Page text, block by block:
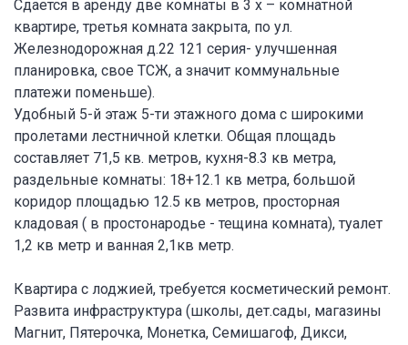
Сдается в аренду две комнаты в 3 х – комнатной
квартире, третья комната закрыта, по ул.
Железнодорожная д.22 121 серия- улучшенная
планировка, свое ТСЖ, а значит коммунальные
платежи поменьше).
Удобный 5-й этаж 5-ти этажного дома с широкими
пролетами лестничной клетки. Общая площадь
составляет 71,5 кв. метров, кухня-8.3 кв метра,
раздельные комнаты: 18+12.1 кв метра, большой
коридор площадью 12.5 кв метров, просторная
кладовая ( в простонародье - тещина комната), туалет
1,2 кв метр и ванная 2,1кв метр.
Квартира с лоджией, требуется косметический ремонт.
Развита инфраструктура (школы, дет.сады, магазины
Магнит, Пятерочка, Монетка, Семишагоф, Дикси,